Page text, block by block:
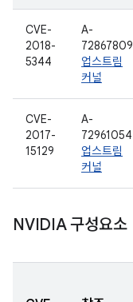
CVE-
2018-
5344
A-
72867809
업스트림
커널
CVE-
2017-
15129
A-
72961054
업스트림
커널
NVIDIA 구성요소